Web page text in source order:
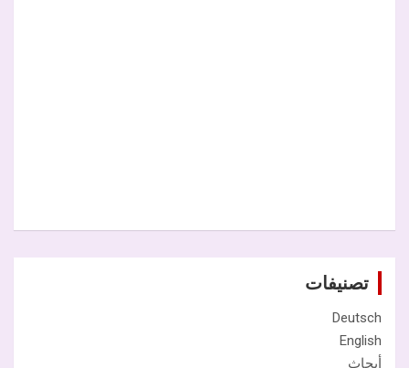
تصنيفات
Deutsch
English
أبحاث